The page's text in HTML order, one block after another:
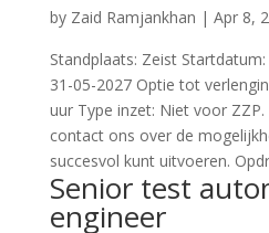
by Zaid Ramjankhan | Apr 8,
Standplaats: Zeist
31-05-2027 Optie tot
uur Type inzet: Niet voor
contact ons over de
succesvol kunt uitvoeren.
Senior test
engineer